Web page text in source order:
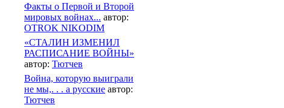
Факты о Первой и Второй
мировых войнах... автор:
OTROK NIKODIM
«СТАЛИН ИЗМЕНИЛ
РАСПИСАНИЕ ВОЙНЫ»
автор: Тютчев
Война, которую выиграли
не мы,. . . а русские автор:
Тютчев